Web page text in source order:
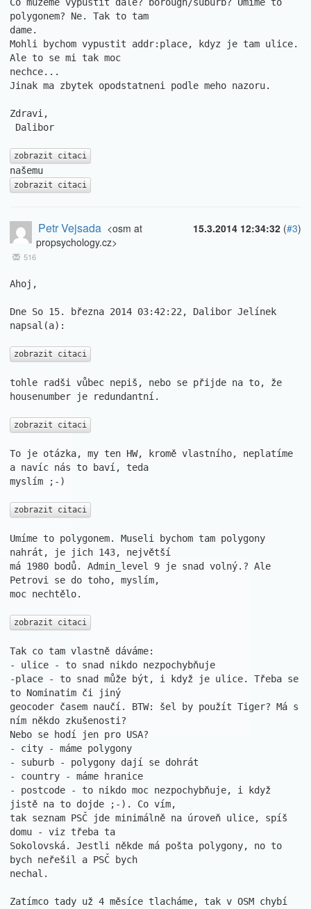
polygonem? Ne. Tak to tam
dame.
Mohli bychom vypustit addr:place, kdyz je tam ulice.
Ale to se mi tak moc
nechce...
Jinak ma zbytek opodstatneni podle meho nazoru.
Zdravi,
zobrazit citaci
zobrazit citaci
15.3.2014 12:34:32 (#3)
Petr Vejsada <osm at
propsychology.cz>
516
Ahoj,
Dne So 15. března 2014 03:42:22, Dalibor Jelínek
napsal(a):
zobrazit citaci
tohle radši vůbec nepiš, nebo se přijde na to, že
housenumber je redundantní.
zobrazit citaci
To je otázka, my ten HW, kromě vlastního, neplatíme
a navíc nás to baví, teda
myslím ;-)
zobrazit citaci
Umíme to polygonem. Museli bychom tam polygony
nahrát, je jich 143, největší
má 1980 bodů. Admin_level 9 je snad volný.? Ale
Petrovi se do toho, myslím,
moc nechtělo.
zobrazit citaci
Tak co tam vlastně dáváme:
- ulice - to snad nikdo nezpochybňuje
-place - to snad může být, i když je ulice. Třeba se
to Nominatim či jiný
geocoder časem naučí. BTW: šel by použít Tiger? Má s
ním někdo zkušenosti?
Nebo se hodí jen pro USA?
- city - máme polygony
- suburb - polygony dají se dohrát
- country - máme hranice
- postcode - to nikdo moc nezpochybňuje, i když
jistě na to dojde ;-). Co vím,
tak seznam PSČ jde minimálně na úroveň ulice, spíš
domu - viz třeba ta
Sokolovská. Jestli někde má pošta polygony, no to
bych neřešil a PSČ bych
nechal.
Zatímco tady už 4 měsíce tlacháme, tak v OSM chybí